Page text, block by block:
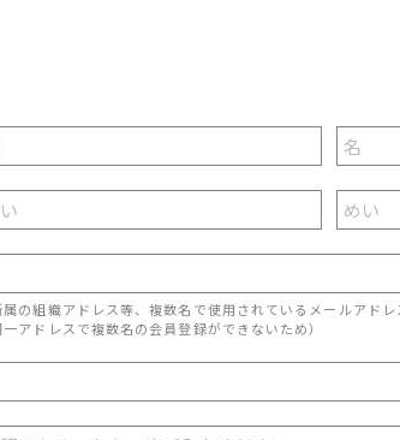
属の組織アドレス等、複数名で使用されているメールアドレ
一アドレスで複数名の会員登録ができないため）